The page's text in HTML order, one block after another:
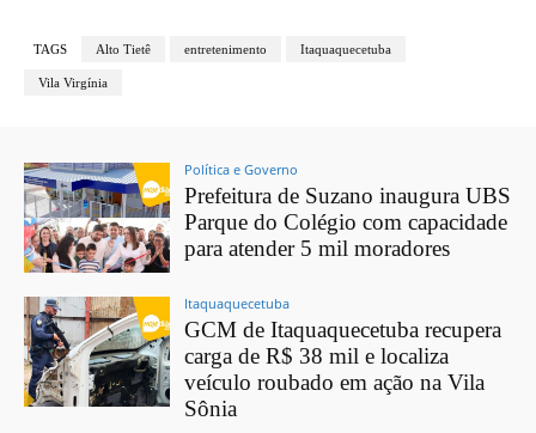
TAGS Alto Tietê entretenimento Itaquaquecetuba
Vila Virgínia
Política e Governo
Prefeitura de Suzano inaugura UBS
Parque do Colégio com capacidade
para atender 5 mil moradores
Itaquaquecetuba
GCM de Itaquaquecetuba recupera
carga de R$ 38 mil e localiza
veículo roubado em ação na Vila
Sônia